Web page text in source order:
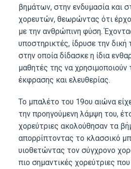
βημάτων, στην ενδυμασία και
χορευτών, θεωρώντας ότι
με την ανθρώπινη φύση.
υποστηρικτές, ίδρυσε την
στην οποία δίδασκε η ίδια
μαθητές της να
έκφρασης και ελευθερίας.
Το μπαλέτο του 19ου αιώνα
την προηγούμενη λάμψη του,
χορεύτριες ακολούθησαν τα
απορρίπτοντας το κλασσικό
υιοθετώντας τον σύγχρονο
πιο σημαντικές χορεύτριες